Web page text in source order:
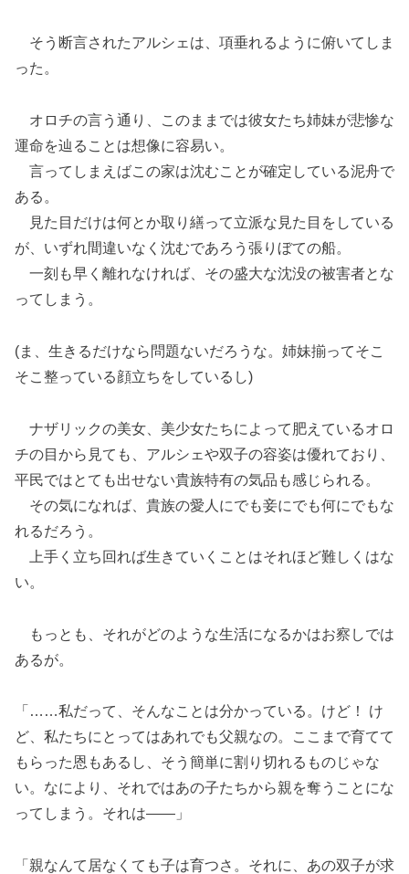
そう断言されたアルシェは、項垂れるように俯いてしま
った。
オロチの言う通り、このままでは彼女たち姉妹が悲惨な
運命を辿ることは想像に容易い。
言ってしまえばこの家は沈むことが確定している泥舟で
ある。
見た目だけは何とか取り繕って立派な見た目をしている
が、いずれ間違いなく沈むであろう張りぼての船。
一刻も早く離れなければ、その盛大な沈没の被害者とな
ってしまう。
(ま、生きるだけなら問題ないだろうな。姉妹揃ってそこ
そこ整っている顔立ちをしているし)
ナザリックの美女、美少女たちによって肥えているオロ
チの目から見ても、アルシェや双子の容姿は優れており、
平民ではとても出せない貴族特有の気品も感じられる。
その気になれば、貴族の愛人にでも妾にでも何にでもな
れるだろう。
上手く立ち回れば生きていくことはそれほど難しくはな
い。
もっとも、それがどのような生活になるかはお察しでは
あるが。
「……私だって、そんなことは分かっている。けど！ け
ど、私たちにとってはあれでも父親なの。ここまで育てて
もらった恩もあるし、そう簡単に割り切れるものじゃな
い。なにより、それではあの子たちから親を奪うことにな
ってしまう。それは――」
「親なんて居なくても子は育つさ。それに、あの双子が求